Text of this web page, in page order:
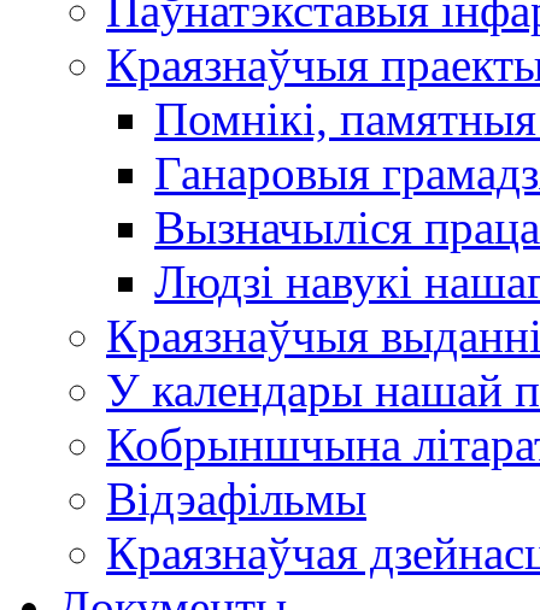
Краязнаўчыя
Помнікі,
Ганаровыя
Вызначыліся
Людзі навукі
Краязнаўчыя
У календары нашай
Кобрыншчына
Відэафільмы
Краязнаўчая